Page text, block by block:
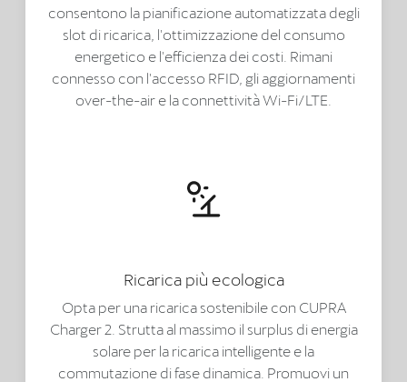
consentono la pianificazione automatizzata degli
slot di ricarica, l'ottimizzazione del consumo
energetico e l'efficienza dei costi. Rimani
connesso con l'accesso RFID, gli aggiornamenti
over-the-air e la connettività Wi-Fi/LTE.
Ricarica più ecologica
Opta per una ricarica sostenibile con CUPRA
Charger 2. Strutta al massimo il surplus di energia
solare per la ricarica intelligente e la
commutazione di fase dinamica. Promuovi un